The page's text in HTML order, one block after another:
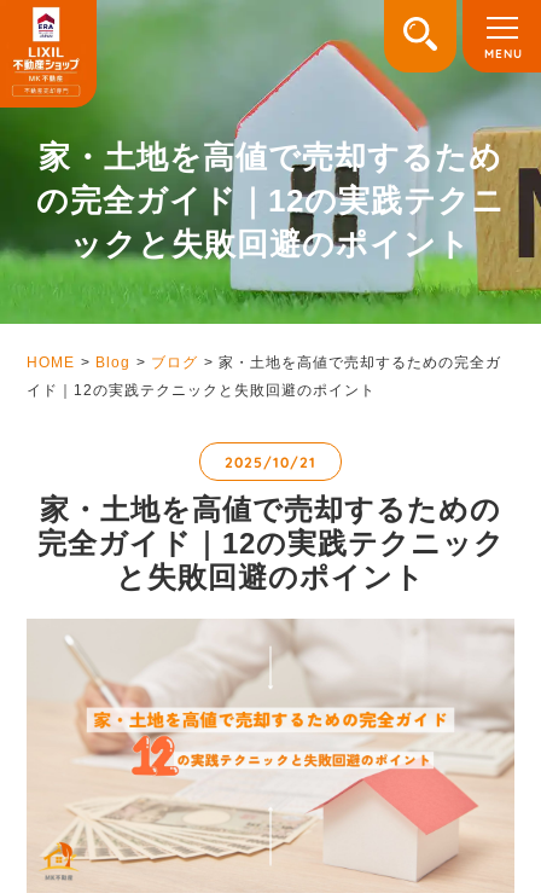
家・土地を高値で売却するため
の完全ガイド｜12の実践テクニ
ックと失敗回避のポイント
HOME Blog ブログ
家・土地を高値で売却するための完全ガ
イド｜12の実践テクニックと失敗回避のポイント
2025/10/21
家・土地を高値で売却するための
完全ガイド｜12の実践テクニック
と失敗回避のポイント